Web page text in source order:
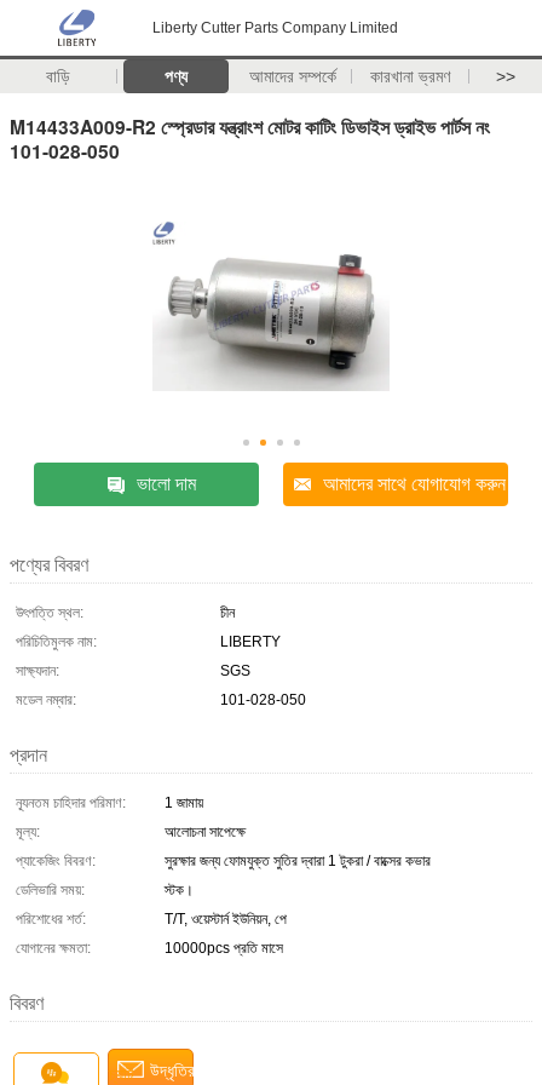
Liberty Cutter Parts Company Limited
বাড়ি পণ্য আমাদের সম্পর্কে কারখানা ভ্রমণ >>
M14433A009-R2 স্প্রেডার যন্ত্রাংশ মোটর কাটিং ডিভাইস ড্রাইভ পার্টস নং
101-028-050
ভালো দাম আমাদের সাথে যোগাযোগ করুন
পণ্যের বিবরণ
উৎপত্তি স্থল:
চীন
পরিচিতিমুলক নাম:
LIBERTY
সাক্ষ্যদান:
SGS
মডেল নম্বার:
101-028-050
প্রদান
ন্যূনতম চাহিদার পরিমাণ:
1 জামায়
মূল্য:
আলোচনা সাপেক্ষে
প্যাকেজিং বিবরণ:
সুরক্ষার জন্য ফোমযুক্ত সুতির দ্বারা 1 টুকরা / বাক্সের কভার
ডেলিভারি সময়:
স্টক।
পরিশোধের শর্ত:
T/T, ওয়েস্টার্ন ইউনিয়ন, পে
যোগানের ক্ষমতা:
10000pcs প্রতি মাসে
বিবরণ
চ্যাট উদ্ধৃতির জন্য আবেদন